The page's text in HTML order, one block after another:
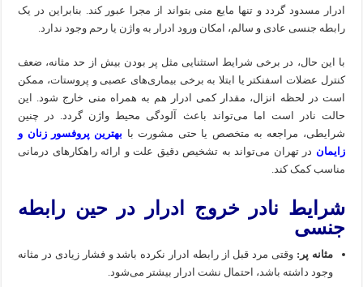
ادرار مسدود گردد و تنها مایع منی بتواند از مجرا عبور کند. بنابراین در یک
رابطه جنسی عادی و سالم، امکان ورود ادرار به واژن یا رحم وجود ندارد.
با این حال، در برخی شرایط استثنایی مثل پر بودن بیش از حد مثانه، ضعف
کنترل عضلات اسفنکتر یا ابتلا به برخی بیماری‌های عصبی و پروستات، ممکن
است در لحظه انزال، مقدار کمی ادرار هم به همراه منی خارج شود. این
حالت نادر است اما می‌تواند باعث آلودگی محیط واژن گردد. در چنین
شرایطی، مراجعه به متخصص یا حتی مشورت با بهترین پروفسور زنان و
زایمان در تهران می‌تواند به تشخیص دقیق علت و ارائه راهکارهای درمانی
مناسب کمک کند.
شرایط نادر خروج ادرار در حین رابطه
جنسی
مثانه پر: وقتی مرد قبل از رابطه ادرار نکرده باشد و فشار زیادی در مثانه
وجود داشته باشد، احتمال نشت ادرار بیشتر می‌شود.